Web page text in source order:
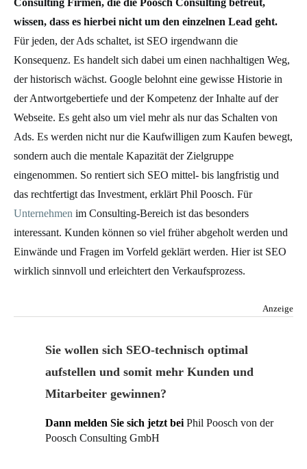
Consulting Firmen, die die Poosch Consulting betreut,
wissen, dass es hierbei nicht um den einzelnen Lead geht.
Für jeden, der Ads schaltet, ist SEO irgendwann die
Konsequenz. Es handelt sich dabei um einen nachhaltigen Weg,
der historisch wächst. Google belohnt eine gewisse Historie in
der Antwortgebertiefe und der Kompetenz der Inhalte auf der
Webseite. Es geht also um viel mehr als nur das Schalten von
Ads. Es werden nicht nur die Kaufwilligen zum Kaufen bewegt,
sondern auch die mentale Kapazität der Zielgruppe
eingenommen. So rentiert sich SEO mittel- bis langfristig und
das rechtfertigt das Investment, erklärt Phil Poosch. Für
Unternehmen im Consulting-Bereich ist das besonders
interessant. Kunden können so viel früher abgeholt werden und
Einwände und Fragen im Vorfeld geklärt werden. Hier ist SEO
wirklich sinnvoll und erleichtert den Verkaufsprozess.
Anzeige
Sie wollen sich SEO-technisch optimal
aufstellen und somit mehr Kunden und
Mitarbeiter gewinnen?
Dann melden Sie sich jetzt bei Phil Poosch von der
Poosch Consulting GmbH